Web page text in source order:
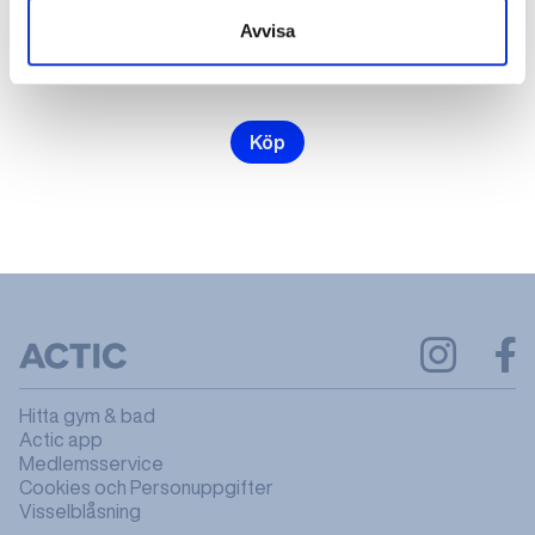
Avvisa
2000 kr kr
Köp
Hitta gym & bad
Actic app
Medlemsservice
Cookies och Personuppgifter
Visselblåsning